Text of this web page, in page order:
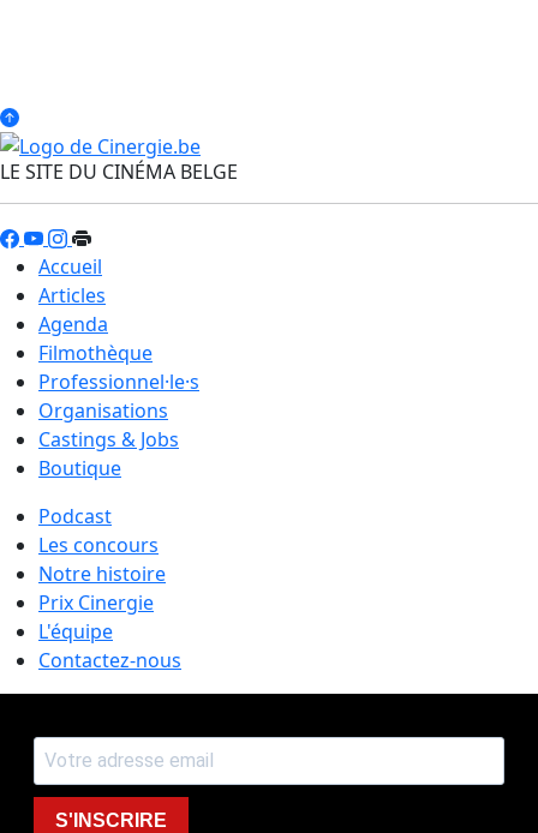
LE SITE DU CINÉMA BELGE
Accueil
Articles
Agenda
Filmothèque
Professionnel·le·s
Organisations
Castings & Jobs
Boutique
Podcast
Les concours
Notre histoire
Prix Cinergie
L'équipe
Contactez-nous
S'INSCRIRE